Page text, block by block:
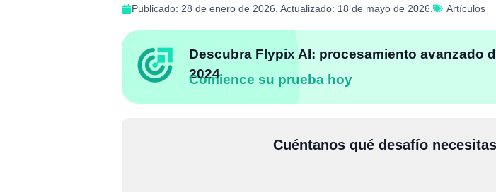
Publicado: 28 de enero de 2026. Actualizado: 18 de mayo de 2026. Artículos
Descubra Flypix AI: procesamiento avanzado
2024
Comience su prueba hoy
Cuéntanos qué desafío